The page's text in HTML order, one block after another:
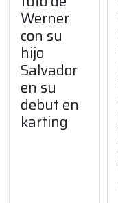
Werner
con su
hijo
Salvador
en su
debut en
karting